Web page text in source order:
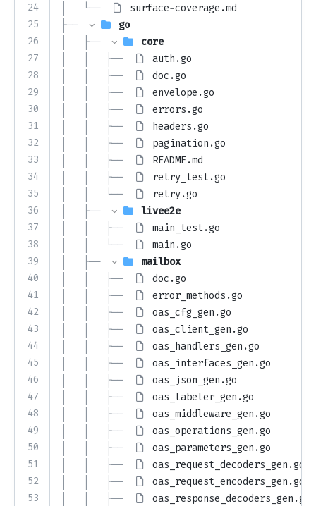
24
25
26
27
28
29
30
31
32
33
34
35
36
37
38
39
40
41
42
43
44
45
46
47
48
49
50
51
52
53
│   └──
surface-coverage.md
├──
go
│   ├──
core
│   │   ├──
auth.go
│   │   ├──
doc.go
│   │   ├──
envelope.go
│   │   ├──
errors.go
│   │   ├──
headers.go
│   │   ├──
pagination.go
│   │   ├──
README.md
│   │   ├──
retry_test.go
│   │   └──
retry.go
│   ├──
livee2e
│   │   ├──
main_test.go
│   │   └──
main.go
│   ├──
mailbox
│   │   ├──
doc.go
│   │   ├──
error_methods.go
│   │   ├──
oas_cfg_gen.go
│   │   ├──
oas_client_gen.go
│   │   ├──
oas_handlers_gen.go
│   │   ├──
oas_interfaces_gen.go
│   │   ├──
oas_json_gen.go
│   │   ├──
oas_labeler_gen.go
│   │   ├──
oas_middleware_gen.go
│   │   ├──
oas_operations_gen.go
│   │   ├──
oas_parameters_gen.go
│   │   ├──
oas_request_decoders_gen.go
│   │   ├──
oas_request_encoders_gen.go
│   │   ├──
oas_response_decoders_gen.go